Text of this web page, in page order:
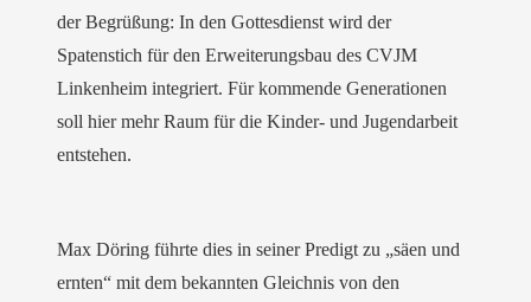
der Begrüßung: In den Gottesdienst wird der
Spatenstich für den Erweiterungsbau des CVJM
Linkenheim integriert. Für kommende Generationen
soll hier mehr Raum für die Kinder- und Jugendarbeit
entstehen.
Max Döring führte dies in seiner Predigt zu „säen und
ernten“ mit dem bekannten Gleichnis von den